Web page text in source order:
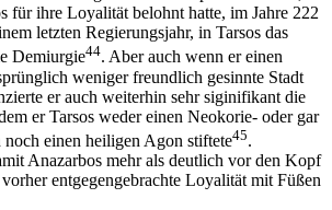
für ihre Loyalität belohnt hatte, im Jahre 222
letzten Regierungsjahr, in Tarsos das
Demiurgie44. Aber auch wenn er einen
weniger freundlich gesinnte Stadt
er auch weiterhin sehr siginifikant die
er Tarsos weder einen Neokorie- oder gar
einen heiligen Agon stiftete45.
Anazarbos mehr als deutlich vor den Kopf
entgegengebrachte Loyalität mit Füßen